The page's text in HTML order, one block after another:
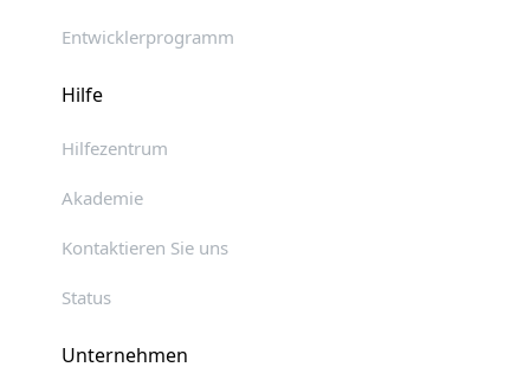
Entwicklerprogramm
Hilfe
Hilfezentrum
Akademie
Kontaktieren Sie uns
Status
Unternehmen